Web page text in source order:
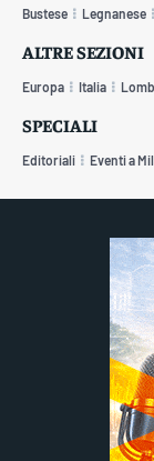
Bustese Legnanese
ALTRE SEZIONI
Europa Italia
SPECIALI
Editoriali Eventi a